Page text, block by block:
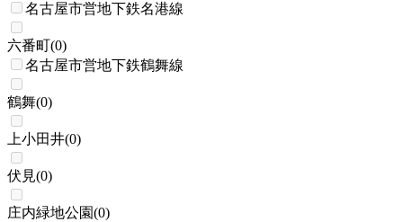
名古屋市営地下鉄名港線
六番町(0)
名古屋市営地下鉄鶴舞線
鶴舞(0)
上小田井(0)
伏見(0)
庄内緑地公園(0)